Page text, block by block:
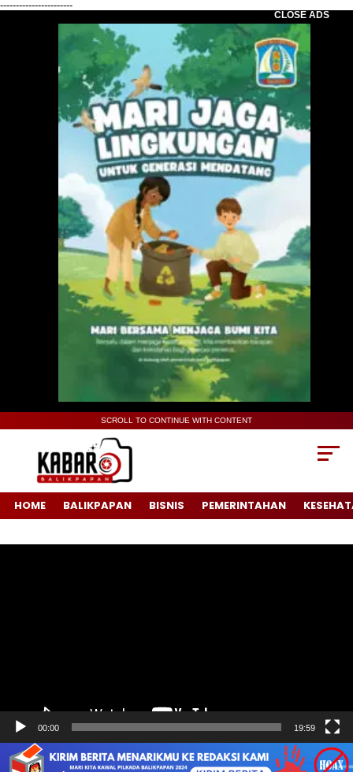
-----------------------
CLOSE ADS
SCROLL TO CONTINUE WITH CONTENT
HOME BALIKPAPAN BISNIS PEMERINTAHAN
00:00 19:59